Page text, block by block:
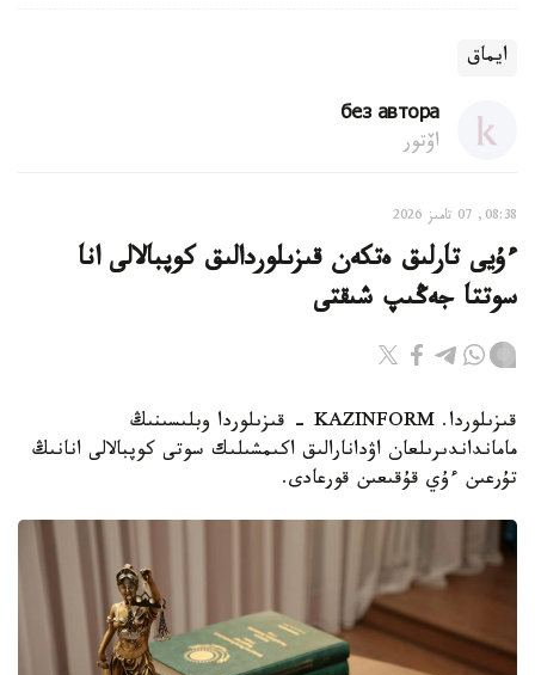
ايماق
без автора
اۆتور
08:38, 07 تامىز 2026
ءۇيى تارلىق ەتكەن قىزىلوردالىق كوپبالالى انا
سوتتا جەڭىپ شىقتى
قىزىلوردا. KAZINFORM - قىزىلوردا وبلىسىنىڭ
مامانداندىرىلعان اۋدانارالىق اكىمشىلىك سوتى كوپبالالى انانىڭ
تۇرعىن ءۇي قۇقىعىن قورعادى.